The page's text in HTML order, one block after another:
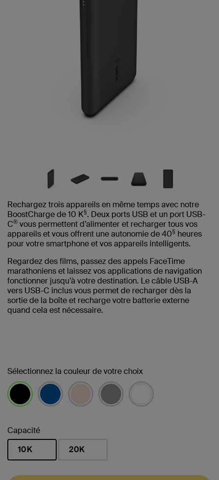
Rechargez trois appareils en même temps avec notre
BoostCharge de 10 K§. Deux ports USB et un port USB-
C® vous permettent d’alimenter et recharger tous vos
appareils et vous offrent une autonomie de 40§ heures
pour votre smartphone et vos appareils intelligents.
Regardez des films, passez des appels FaceTime
marathoniens et laissez vos applications de navigation
fonctionner jusqu’à votre destination. Le câble USB-A
vers USB-C inclus vous permet de recharger dès la
sortie de la boîte et recharge votre batterie externe
quand cela est nécessaire.
Sélectionnez la couleur de votre choix
Capacité
10K
20K